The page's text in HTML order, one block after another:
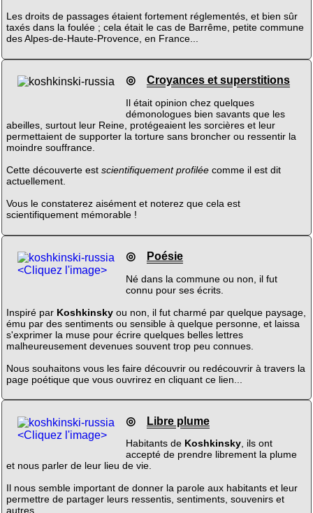
Les droits de passages étaient fortement réglementés, et bien sûr
taxés dans la foulée ; cela était le cas de Barrême, petite commune
des Alpes-de-Haute-Provence, en France...
◎ Croyances et superstitions
Il était opinion chez quelques
démonologues bien savants que les
abeilles, surtout leur Reine, protégeaient les sorcières et leur
permettaient de supporter la torture sans broncher ou ressentir la
moindre souffrance.
Cette découverte est scientifiquement profiléecomme il est dit
actuellement.
Vous le constaterez aisément et noterez que cela est
scientifiquement mémorable !
<Cliquez l'image>
◎ Poésie
Né dans la commune ou non, il fut
connu pour ses écrits.
Inspiré par Koshkinskyou non, il fut charmé par quelque paysage,
ému par des sentiments ou sensible à quelque personne, et laissa
s'exprimer la muse pour écrire quelques belles lettres
malheureusement devenues souvent trop peu connues.
Nous souhaitons vous les faire découvrir ou redécouvrir à travers la
page poétique que vous ouvrirez en cliquant ce lien...
<Cliquez l'image>
◎ Libre plume
Habitants de Koshkinsky, ils ont
accepté de prendre librement la plume
et nous parler de leur lieu de vie.
Il nous semble important de donner la parole aux habitants et leur
permettre de partager leurs ressentis, sentiments, souvenirs et
autres.